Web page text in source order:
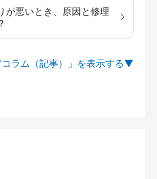
が悪いとき、原因と修理
ラム（記事）」を